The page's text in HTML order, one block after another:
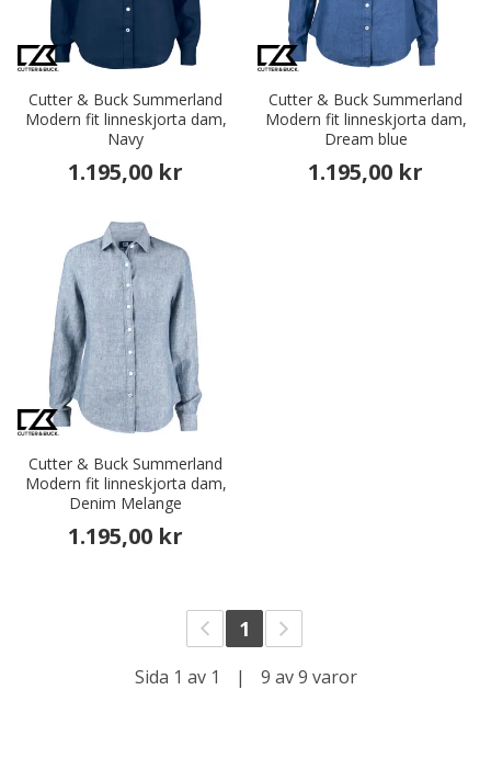
Cutter & Buck Summerland
Modern fit linneskjorta dam,
Navy
1.195,00 kr
Cutter & Buck Summerland
Modern fit linneskjorta dam,
Dream blue
1.195,00 kr
Cutter & Buck Summerland
Modern fit linneskjorta dam,
Denim Melange
1.195,00 kr
1
Sida 1 av 1 | 9 av 9 varor